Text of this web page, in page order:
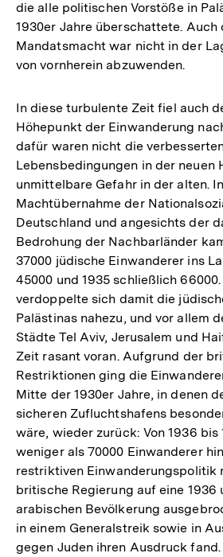
die alle politischen Vorstöße in
1930er Jahre überschattete. Auch
Mandatsmacht war nicht in der
von vornherein abzuwenden.
In diese turbulente Zeit fiel auch
Höhepunkt der Einwanderung
dafür waren nicht die
Lebensbedingungen in der neuen
unmittelbare Gefahr in der alten.
Machtübernahme der
Deutschland und angesichts der
Bedrohung der Nachbarländer
37000 jüdische Einwanderer ins
45000 und 1935 schließlich
verdoppelte sich damit die
Palästinas nahezu, und vor allem
Städte Tel Aviv, Jerusalem und
Zeit rasant voran. Aufgrund der
Restriktionen ging die
Mitte der 1930er Jahre, in denen
sicheren Zufluchtshafens
wäre, wieder zurück: Von 1936 bis
weniger als 70000 Einwanderer
restriktiven Einwanderungspolitik
britische Regierung auf eine 1936
arabischen Bevölkerung
in einem Generalstreik sowie in
gegen Juden ihren Ausdruck